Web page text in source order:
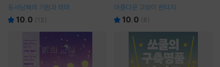
동서남북의 기원과 의미
10.0 (12)
아름다운 고양이 판타지
10.0 (6)